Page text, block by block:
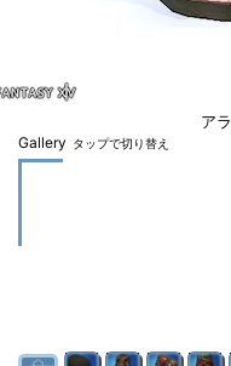
ア
Gallery タップで切り替え